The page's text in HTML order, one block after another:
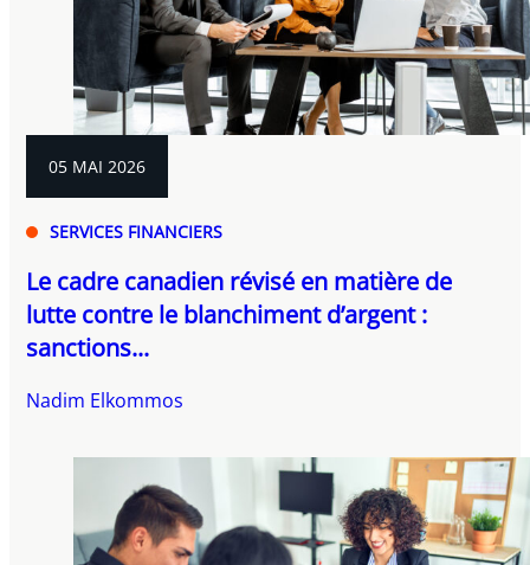
05 MAI 2026
SERVICES FINANCIERS
Le cadre canadien révisé en matière de
lutte contre le blanchiment d’argent :
sanctions...
Nadim Elkommos